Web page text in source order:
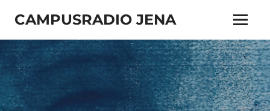
Inhalt
springen
CAMPUSRADIO JENA
103.4
MHz
Menü